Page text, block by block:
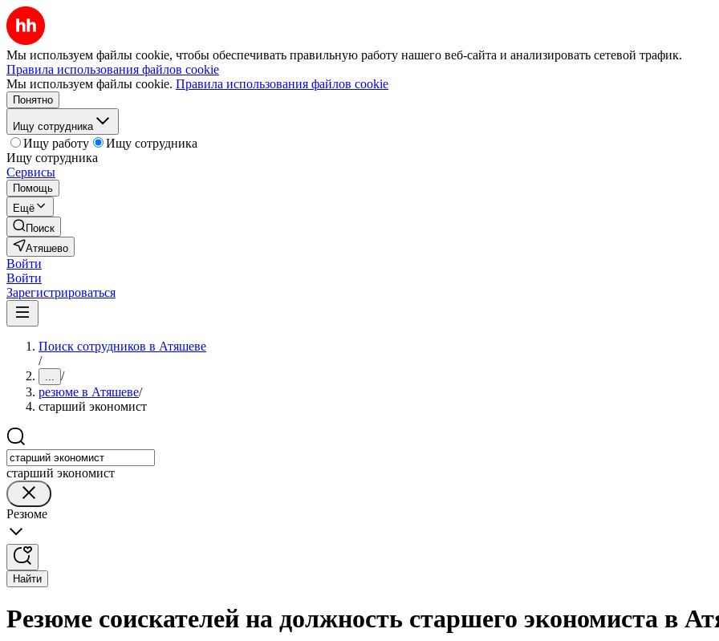
Мы используем файлы cookie, чтобы обеспечивать правильную работу нашего веб-сайта и анализировать сетевой трафик.
Правила использования файлов cookie
Мы используем файлы cookie. Правила использования файлов cookie
Понятно
Ищу сотрудника
Ищу работу
Ищу сотрудника
Ищу сотрудника
Сервисы
Помощь
Ещё
Поиск
Атяшево
Войти
Войти
Зарегистрироваться
Поиск сотрудников в Атяшеве
/
... /
резюме в Атяшеве/
старший экономист
старший экономист
Резюме
Найти
Резюме соискателей на должность старшего экономиста в